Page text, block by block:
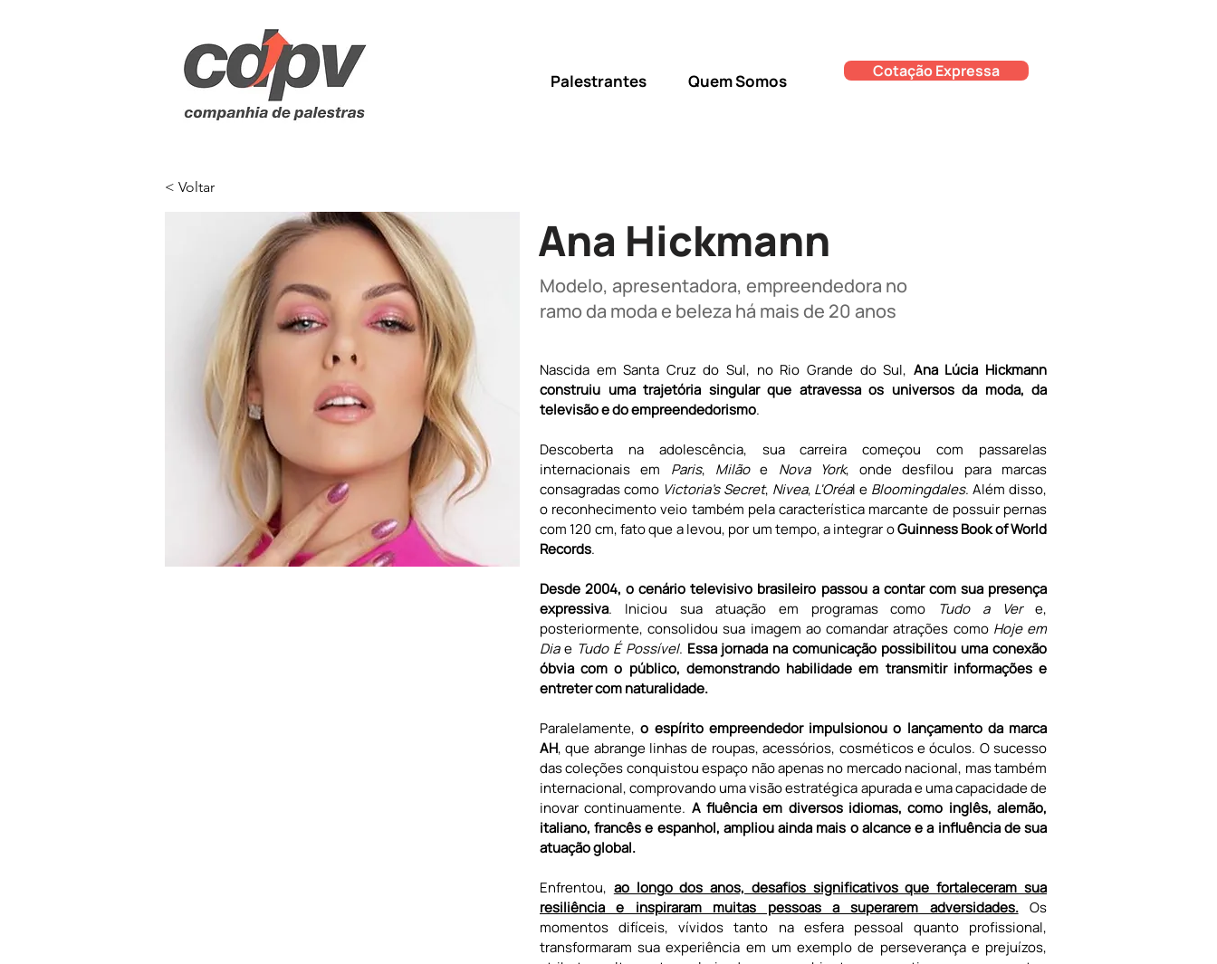
Palestrantes Quem Somos Cotação Expressa
< Voltar
Ana Hickmann
Modelo, apresentadora, empreendedora no
ramo da moda e beleza há mais de 20 anos
Nascida em Santa Cruz do Sul, no Rio Grande do Sul, Ana Lúcia Hickmann
construiu uma trajetória singular que atravessa os universos da moda, da
televisão e do empreendedorismo.
Descoberta na adolescência, sua carreira começou com passarelas
internacionais em Paris, Milão e Nova York, onde desfilou para marcas
consagradas como Victoria's Secret, Nivea, L'Oréal e Bloomingdales. Além disso,
o reconhecimento veio também pela característica marcante de possuir pernas
com 120 cm, fato que a levou, por um tempo, a integrar o Guinness Book of World
Records.
Desde 2004, o cenário televisivo brasileiro passou a contar com sua presença
expressiva. Iniciou sua atuação em programas como Tudo a Ver e,
posteriormente, consolidou sua imagem ao comandar atrações como Hoje em
Dia e Tudo É Possível. Essa jornada na comunicação possibilitou uma conexão
óbvia com o público, demonstrando habilidade em transmitir informações e
entreter com naturalidade.
Paralelamente, o espírito empreendedor impulsionou o lançamento da marca
AH, que abrange linhas de roupas, acessórios, cosméticos e óculos. O sucesso
das coleções conquistou espaço não apenas no mercado nacional, mas também
internacional, comprovando uma visão estratégica apurada e uma capacidade de
inovar continuamente. A fluência em diversos idiomas, como inglês, alemão,
italiano, francês e espanhol, ampliou ainda mais o alcance e a influência de sua
atuação global.
Enfrentou, ao longo dos anos, desafios significativos que fortaleceram sua
resiliência e inspiraram muitas pessoas a superarem adversidades. Os
momentos difíceis, vívidos tanto na esfera pessoal quanto profissional,
transformaram sua experiência em um exemplo de perseverança e prejuízos,